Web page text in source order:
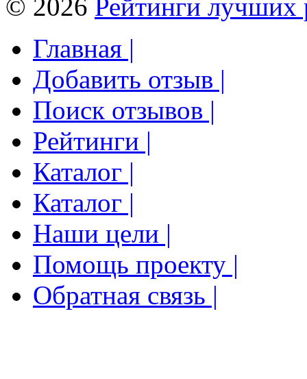
© 2026 Рейтинги лучших
Главная |
Добавить отзыв |
Поиск отзывов |
Рейтинги |
Каталог |
Каталог |
Наши цели |
Помощь проекту |
Обратная связь |